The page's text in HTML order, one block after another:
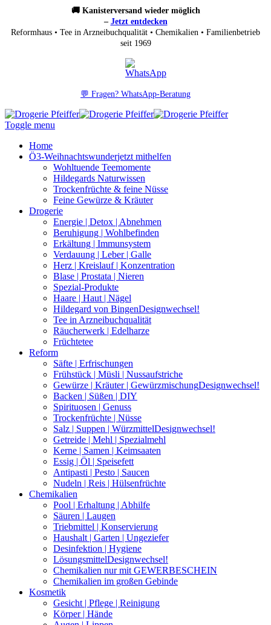
🚚 Kanisterversand wieder möglich
– Jetzt entdecken
Reformhaus • Tee in Arzneibuchqualität • Chemikalien • Familienbetrieb
seit 1969
💬 Fragen? WhatsApp-Beratung
Toggle menu
Home
Ö3-Weihnachtswunderjetzt mithelfen
Wohltuende Teemomente
Hildegards Naturwissen
Trockenfrüchte & feine Nüsse
Feine Gewürze & Kräuter
Drogerie
Energie | Detox | Abnehmen
Beruhigung | Wohlbefinden
Erkältung | Immunsystem
Verdauung | Leber | Galle
Herz | Kreislauf | Konzentration
Blase | Prostata | Nieren
Spezial-Produkte
Haare | Haut | Nägel
Hildegard von BingenDesignwechsel!
Tee in Arzneibuchqualität
Räucherwerk | Edelharze
Früchtetee
Reform
Säfte | Erfrischungen
Frühstück | Müsli | Nussaufstriche
Gewürze | Kräuter | GewürzmischungDesignwechsel!
Backen | Süßen | DIY
Spirituosen | Genuss
Trockenfrüchte | Nüsse
Salz | Suppen | WürzmittelDesignwechsel!
Getreide | Mehl | Spezialmehl
Kerne | Samen | Keimsaaten
Essig | Öl | Speisefett
Antipasti | Pesto | Saucen
Nudeln | Reis | Hülsenfrüchte
Chemikalien
Pool | Erhaltung | Abhilfe
Säuren | Laugen
Triebmittel | Konservierung
Haushalt | Garten | Ungeziefer
Desinfektion | Hygiene
LösungsmittelDesignwechsel!
Chemikalien nur mit GEWERBESCHEIN
Chemikalien im großen Gebinde
Kosmetik
Gesicht | Pflege | Reinigung
Körper | Hände